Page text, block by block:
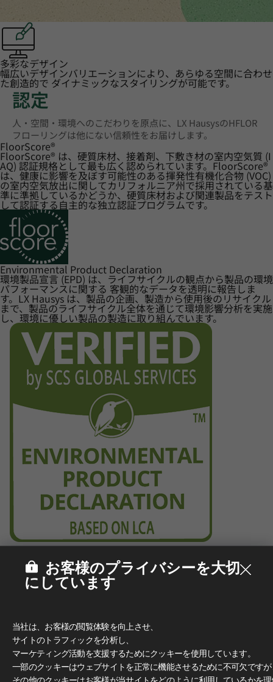
多彩なデザイン
幅広いデザインバリエーションにより、あらゆる空間に合わせ
た創造的で ダイナミックなスタイリングが可能です。
認定
人・空間・環境へのこだわりを原点に、LX HausysのHFLOR
フローリングは他にない信頼性をお届けします。
FloorScore®
FloorScore® は、硬質床材、接着剤、下敷き材の室内空気質 (I
AQ) 認証規格として最も広く認められています。FloorScore®
は、健康に影響を及ぼす可能性のある揮発性有機化合物 (VOC)
の室内空気放出に関してカリフォルニア州で採用されている基
準に準拠しているかどうか、硬質床材および関連製品をテスト
して認証する自主的な独立認証プログラムです。
Environmental Product Declaration
環境製品宣言 (EPD) は、ライフサイクルの観点から製品の環境
パフォーマンスに関する 客観的なデータを透明に報告しま
す。LX Hausys は、製品の企画、製造から使用後のリサイクル
まで、製品のライフサイクル全体を通じて環境影響分析を実施
し、環境に優しい製品の製造に取り組んでいます。
お客様のプライバシーを大切
にしています
当社は、お客様の閲覧体験を向上させ、
サイトのトラフィックを分析し、
マーケティング活動を支援するためにクッキーを使用しています。
一部のクッキーはウェブサイトを正常に機能させるために不可欠です
その他のクッキーはお客様が当サイトをどのように利用しているかを